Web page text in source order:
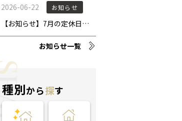
お知らせ一覧
種別から探す